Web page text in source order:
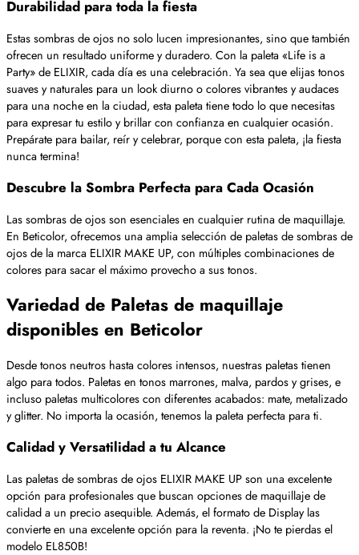
Durabilidad para toda la fiesta
Estas sombras de ojos no solo lucen impresionantes, sino que también
ofrecen un resultado uniforme y duradero. Con la paleta «Life is a
Party» de ELIXIR, cada día es una celebración. Ya sea que elijas tonos
suaves y naturales para un look diurno o colores vibrantes y audaces
para una noche en la ciudad, esta paleta tiene todo lo que necesitas
para expresar tu estilo y brillar con confianza en cualquier ocasión.
Prepárate para bailar, reír y celebrar, porque con esta paleta, ¡la fiesta
nunca termina!
Descubre la Sombra Perfecta para Cada Ocasión
Las sombras de ojos son esenciales en cualquier rutina de maquillaje.
En Beticolor, ofrecemos una amplia selección de paletas de sombras de
ojos de la marca ELIXIR MAKE UP, con múltiples combinaciones de
colores para sacar el máximo provecho a sus tonos.
Variedad de Paletas de maquillaje
disponibles en Beticolor
Desde tonos neutros hasta colores intensos, nuestras paletas tienen
algo para todos. Paletas en tonos marrones, malva, pardos y grises, e
incluso paletas multicolores con diferentes acabados: mate, metalizado
y glitter. No importa la ocasión, tenemos la paleta perfecta para ti.
Calidad y Versatilidad a tu Alcance
Las paletas de sombras de ojos ELIXIR MAKE UP son una excelente
opción para profesionales que buscan opciones de maquillaje de
calidad a un precio asequible. Además, el formato de Display las
convierte en una excelente opción para la reventa. ¡No te pierdas el
modelo EL850B!